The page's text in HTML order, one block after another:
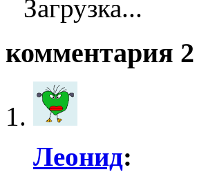
Загрузка...
комментария 2
Леонид: